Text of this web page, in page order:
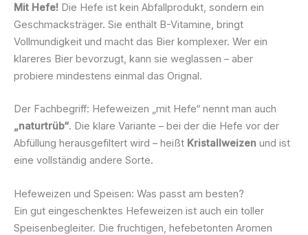
Mit Hefe! Die Hefe ist kein Abfallprodukt, sondern ein
Geschmacksträger. Sie enthält B-Vitamine, bringt
Vollmundigkeit und macht das Bier komplexer. Wer ein
klareres Bier bevorzugt, kann sie weglassen – aber
probiere mindestens einmal das Orignal.
Der Fachbegriff: Hefeweizen „mit Hefe“ nennt man auch
„naturtrüb“. Die klare Variante – bei der die Hefe vor der
Abfüllung herausgefiltert wird – heißt Kristallweizen und ist
eine vollständig andere Sorte.
Hefeweizen und Speisen: Was passt am besten?
Ein gut eingeschenktes Hefeweizen ist auch ein toller
Speisenbegleiter. Die fruchtigen, hefebetonten Aromen